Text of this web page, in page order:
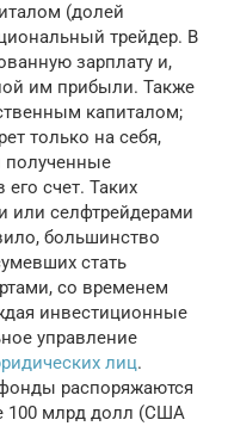
(долей
трейдер. В
зарплату и,
им прибыли. Также
капиталом;
только на себя,
полученные
счет. Таких
или селфтрейдерами
большинство
стать
со временем
инвестиционные
управление
лиц.
распоряжаются
100 млрд долл (США